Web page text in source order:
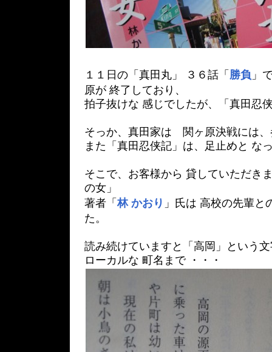
１１日の「真田丸」 ３６話「 勝負 」
原が 終了しており、
拍子抜けな 感じでしたが、「真田忍
そっか、真田家は 関ヶ原決戦には
また「真田忍侠記」は、足止めと な
そこで、お客様から 貸していただき
の女」
著者「林 かおり 」氏は 高校の先輩と
た。
読み続けていますと「高岡」という
ローカルな 町名まで ・・・